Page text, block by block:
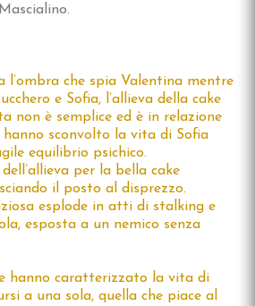
l’ombra che spia Valentina mentre
e Sofia, l’allieva della cake
non è semplice ed è in relazione
sconvolto la vita di Sofia
equilibrio psichico.
per la bella cake
il posto al disprezzo.
esplode in atti di stalking e
esposta a un nemico senza
hanno caratterizzato la vita di
a una sola, quella che piace al